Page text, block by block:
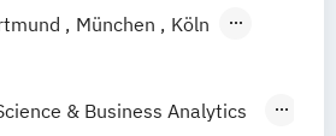
Management (EN)
& Analytics (Heidelberg)
München
Köln
Präsenzstudium
& Business Analytics